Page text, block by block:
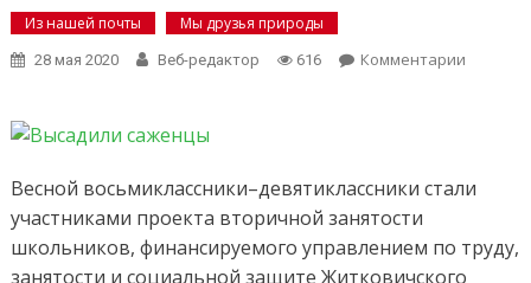
Из нашей почты Мы друзья природы
28 мая 2020 Веб-редактор 616 Комментарииon
детского
средней
школы
Весной восьмиклассники–девятиклассники стали
участниками проекта вторичной занятости
школьников, финансируемого управлением по труду,
занятости и социальной защите Житковичского